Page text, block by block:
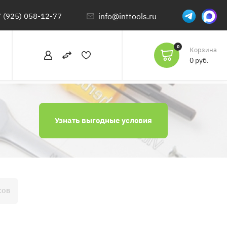
(925) 058-12-77 info@inttools.ru
0 Корзина
0 руб.
Узнать выгодные условия